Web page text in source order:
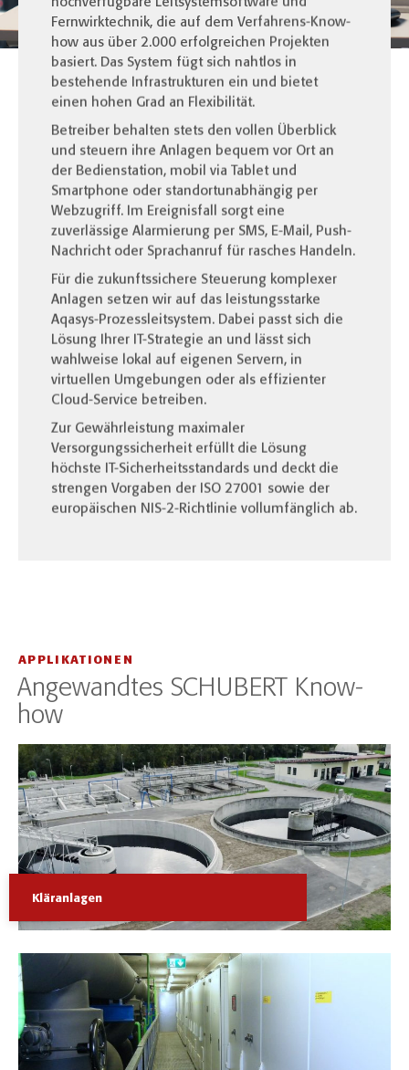
Fernwirktechnik, die auf dem Verfahrens-Know-
how aus über 2.000 erfolgreichen Projekten
basiert. Das System fügt sich nahtlos in
bestehende Infrastrukturen ein und bietet
einen hohen Grad an Flexibilität.
Betreiber behalten stets den vollen Überblick
und steuern ihre Anlagen bequem vor Ort an
der Bedienstation, mobil via Tablet und
Smartphone oder standortunabhängig per
Webzugriff. Im Ereignisfall sorgt eine
zuverlässige Alarmierung per SMS, E-Mail, Push-
Nachricht oder Sprachanruf für rasches Handeln.
Für die zukunftssichere Steuerung komplexer
Anlagen setzen wir auf das leistungsstarke
Aqasys-Prozessleitsystem. Dabei passt sich die
Lösung Ihrer IT-Strategie an und lässt sich
wahlweise lokal auf eigenen Servern, in
virtuellen Umgebungen oder als effizienter
Cloud-Service betreiben.
Zur Gewährleistung maximaler
Versorgungssicherheit erfüllt die Lösung
höchste IT-Sicherheitsstandards und deckt die
strengen Vorgaben der ISO 27001 sowie der
europäischen NIS-2-Richtlinie vollumfänglich ab.
APPLIKATIONEN
Angewandtes SCHUBERT Know-
how
Kläranlagen